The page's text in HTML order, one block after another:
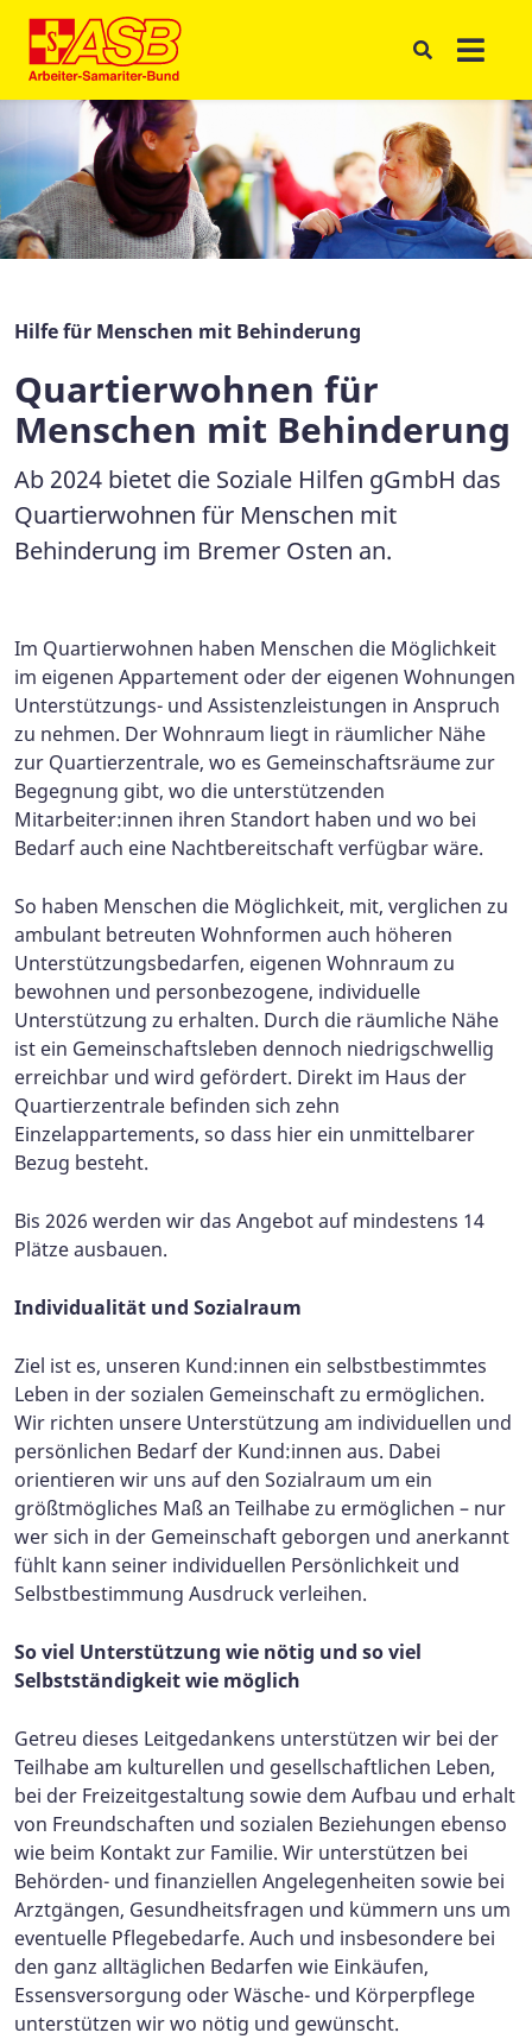
Hilfe für Menschen mit Behinderung
Quartierwohnen für
Menschen mit Behinderung
Ab 2024 bietet die Soziale Hilfen gGmbH das
Quartierwohnen für Menschen mit
Behinderung im Bremer Osten an.
Im Quartierwohnen haben Menschen die Möglichkeit
im eigenen Appartement oder der eigenen Wohnungen
Unterstützungs- und Assistenzleistungen in Anspruch
zu nehmen. Der Wohnraum liegt in räumlicher Nähe
zur Quartierzentrale, wo es Gemeinschaftsräume zur
Begegnung gibt, wo die unterstützenden
Mitarbeiter:innen ihren Standort haben und wo bei
Bedarf auch eine Nachtbereitschaft verfügbar wäre.
So haben Menschen die Möglichkeit, mit, verglichen zu
ambulant betreuten Wohnformen auch höheren
Unterstützungsbedarfen, eigenen Wohnraum zu
bewohnen und personbezogene, individuelle
Unterstützung zu erhalten. Durch die räumliche Nähe
ist ein Gemeinschaftsleben dennoch niedrigschwellig
erreichbar und wird gefördert. Direkt im Haus der
Quartierzentrale befinden sich zehn
Einzelappartements, so dass hier ein unmittelbarer
Bezug besteht.
Bis 2026 werden wir das Angebot auf mindestens 14
Plätze ausbauen.
Individualität und Sozialraum
Ziel ist es, unseren Kund:innen ein selbstbestimmtes
Leben in der sozialen Gemeinschaft zu ermöglichen.
Wir richten unsere Unterstützung am individuellen und
persönlichen Bedarf der Kund:innen aus. Dabei
orientieren wir uns auf den Sozialraum um ein
größtmögliches Maß an Teilhabe zu ermöglichen – nur
wer sich in der Gemeinschaft geborgen und anerkannt
fühlt kann seiner individuellen Persönlichkeit und
Selbstbestimmung Ausdruck verleihen.
So viel Unterstützung wie nötig und so viel
Selbstständigkeit wie möglich
Getreu dieses Leitgedankens unterstützen wir bei der
Teilhabe am kulturellen und gesellschaftlichen Leben,
bei der Freizeitgestaltung sowie dem Aufbau und erhalt
von Freundschaften und sozialen Beziehungen ebenso
wie beim Kontakt zur Familie. Wir unterstützen bei
Behörden- und finanziellen Angelegenheiten sowie bei
Arztgängen, Gesundheitsfragen und kümmern uns um
eventuelle Pflegebedarfe. Auch und insbesondere bei
den ganz alltäglichen Bedarfen wie Einkäufen,
Essensversorgung oder Wäsche- und Körperpflege
unterstützen wir wo nötig und gewünscht.